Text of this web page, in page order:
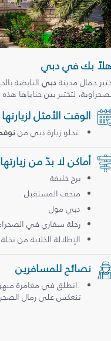
بك في دبي
جمال مدينةدبي النابضة
لتختبر بين حناياها
الوقت الأمثل لزيارتها
.تحلو زيارة دبي من
أماكن لا بدّ من زيارتها
برج خليفة
متحف المستقبل
دبي مول
رحلة سفاري في
الإطلالة الخلابة من
نصائح للمسافرين
.انطلق في مغامرة
تنعكس على رمال